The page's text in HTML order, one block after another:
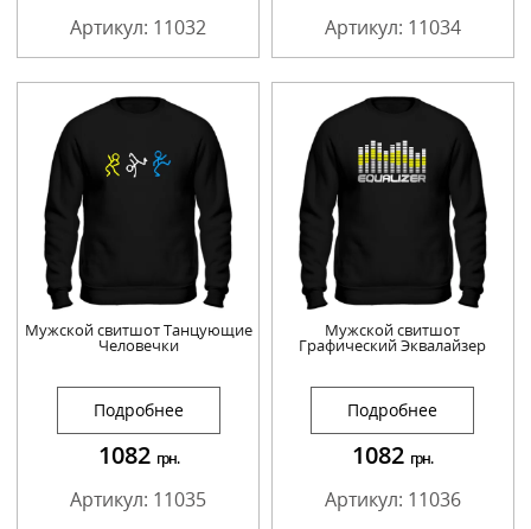
Артикул: 11032 Артикул: 11034
Мужской свитшот Танцующие
Человечки
Подробнее
1082 грн.
Артикул: 11035
Мужской свитшот
Графический Эквалайзер
Подробнее
1082 грн.
Артикул: 11036